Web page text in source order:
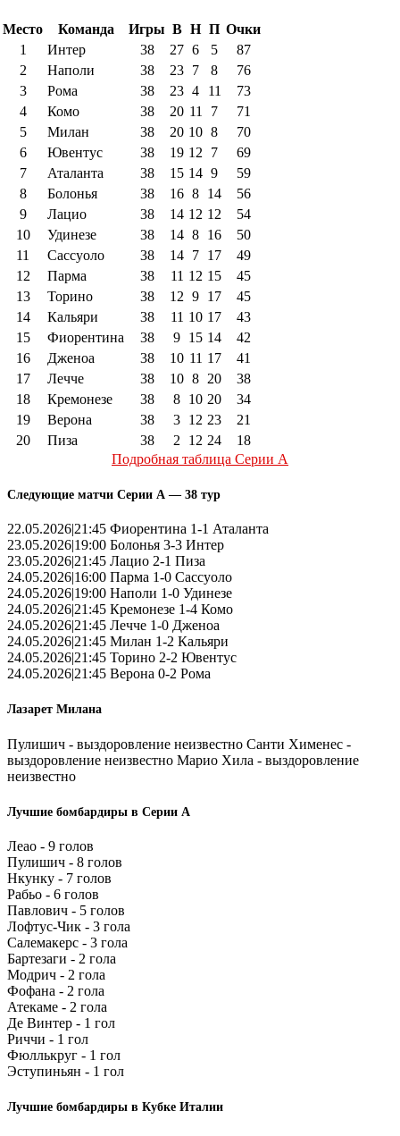
Место Команда Игры В Н П Очки
1
Интер 38 27 6 5
87
2
Наполи 38 23 7 8
76
3
Рома 38 23 4 11
73
4
Комо 38 20 11 7
71
5
Милан 38 20 10 8
70
6
Ювентус 38 19 12 7
69
7
Аталанта 38 15 14 9
59
8
Болонья 38 16 8 14
56
9
Лацио 38 14 12 12
54
10
Удинезе 38 14 8 16
50
11
Сассуоло 38 14 7 17
49
12
Парма 38 11 12 15
45
13
Торино 38 12 9 17
45
14
Кальяри 38 11 10 17
43
15
Фиорентина 38 9 15 14
42
16
Дженоа 38 10 11 17
41
17
Лечче 38 10 8 20
38
18
Кремонезе 38 8 10 20
34
19
Верона 38 3 12 23
21
20
Пиза 38 2 12 24
18
Подробная таблица Серии А
Следующие матчи Серии А — 38 тур
22.05.2026|21:45 Фиорентина 1-1 Аталанта
23.05.2026|19:00 Болонья 3-3 Интер
23.05.2026|21:45 Лацио 2-1 Пиза
24.05.2026|16:00 Парма 1-0 Сассуоло
24.05.2026|19:00 Наполи 1-0 Удинезе
24.05.2026|21:45 Кремонезе 1-4 Комо
24.05.2026|21:45 Лечче 1-0 Дженоа
24.05.2026|21:45 Милан 1-2 Кальяри
24.05.2026|21:45 Торино 2-2 Ювентус
24.05.2026|21:45 Верона 0-2 Рома
Лазарет Милана
Пулишич - выздоровление неизвестно Санти Хименес -
выздоровление неизвестно Марио Хила - выздоровление
неизвестно
Лучшие бомбардиры в Серии А
Леао - 9 голов
Пулишич - 8 голов
Нкунку - 7 голов
Рабьо - 6 голов
Павлович - 5 голов
Лофтус-Чик - 3 гола
Салемакерс - 3 гола
Бартезаги - 2 гола
Модрич - 2 гола
Фофана - 2 гола
Атекаме - 2 гола
Де Винтер - 1 гол
Риччи - 1 гол
Фюллькруг - 1 гол
Эступиньян - 1 гол
Лучшие бомбардиры в Кубке Италии